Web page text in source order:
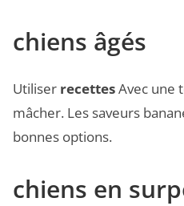
chiens âgés
Utiliser recettesAvec une
mâcher. Les saveurs
bonnes options.
chiens en